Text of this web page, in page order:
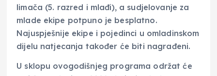
limača (5. razred i mlađi), a sudjelovanje za
mlade ekipe potpuno je besplatno.
Najuspješnije ekipe i pojedinci u omladinskom
dijelu natjecanja također će biti nagrađeni.
U sklopu ovogodišnjeg programa održat će